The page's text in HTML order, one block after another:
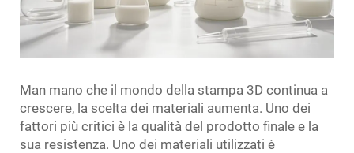
Man mano che il mondo della stampa 3D continua a
crescere, la scelta dei materiali aumenta. Uno dei
fattori più critici è la qualità del prodotto finale e la
sua resistenza. Uno dei materiali utilizzati è